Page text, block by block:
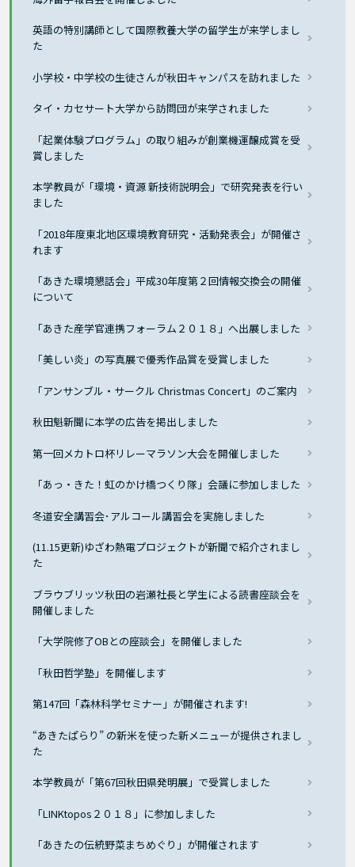
英語の特別講師として国際教養大学の留学生が来学しまし
た
小学校・中学校の生徒さんが秋田キャンパスを訪れました
タイ・カセサート大学から訪問団が来学されました
「起業体験プログラム」の取り組みが創業機運醸成賞を受
賞しました
本学教員が「環境・資源 新技術説明会」で研究発表を行い
ました
「2018年度東北地区環境教育研究・活動発表会」が開催さ
れます
「あきた環境懇話会」平成30年度第２回情報交換会の開催
について
「あきた産学官連携フォーラム２０１８」へ出展しました
「美しい炎」の写真展で優秀作品賞を受賞しました
「アンサンブル・サークル Christmas Concert」のご案内
秋田魁新聞に本学の広告を掲出しました
第一回メカトロ杯リレーマラソン大会を開催しました
「あっ・きた！虹のかけ橋つくり隊」会議に参加しました
冬道安全講習会･アルコール講習会を実施しました
(11.15更新)ゆざわ熱電プロジェクトが新聞で紹介されまし
た
ブラウブリッツ秋田の岩瀬社長と学生による読書座談会を
開催しました
「大学院修了OBとの座談会」を開催しました
「秋田哲学塾」を開催します
第147回「森林科学セミナー」が開催されます!
“あきたぱらり” の新米を使った新メニューが提供されまし
た
本学教員が「第67回秋田県発明展」で受賞しました
「LINKtopos２０１８」に参加しました
「あきたの伝統野菜まちめぐり」が開催されます